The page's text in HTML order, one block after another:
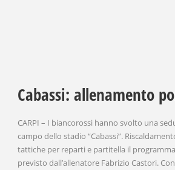
Cabassi: allenamento
CARPI – I biancorossi hanno svolto una
campo dello stadio “Cabassi”.
tattiche per reparti e partitella il
previsto dall’allenatore Fabrizio Castori.